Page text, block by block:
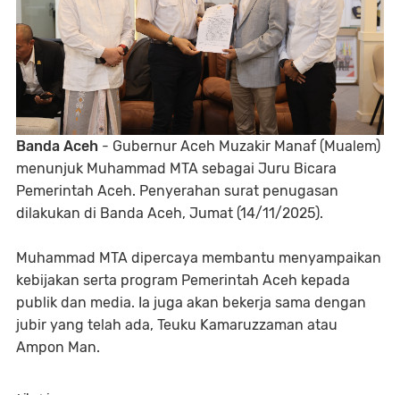
Banda Aceh - Gubernur Aceh Muzakir Manaf (Mualem)
menunjuk Muhammad MTA sebagai Juru Bicara
Pemerintah Aceh. Penyerahan surat penugasan
dilakukan di Banda Aceh, Jumat (14/11/2025).
Muhammad MTA dipercaya membantu menyampaikan
kebijakan serta program Pemerintah Aceh kepada
publik dan media. Ia juga akan bekerja sama dengan
jubir yang telah ada, Teuku Kamaruzzaman atau
Ampon Man.